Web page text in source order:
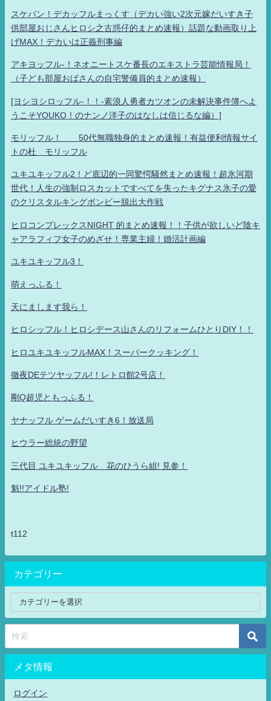
スケバン！デカッフルまっくす（デカい強い2次元嫁だいすき子
供部屋おじさんヒロシ之古惑仔的まとめ速報）話題な動画取り上
げMAX！デカいは正義刑事編
アキヨッフル-！ネオニートスケ番長のエキストラ芸能情報局！
（子ども部屋おばさんの自宅警備員的まとめ速報）
[ヨシヨシロッフル-！！-素浪人勇者カツオンの未解決事件簿へよ
うこそYOUKO！のナンノ洋子のはなしは信じるな編）]
モリッフル！ 50代無職独身的まとめ速報！有益便利情報サイ
トの杜 モリッフル
ユキユキッフル2！ど底辺的一同驚愕騒然まとめ速報！超氷河期
世代！人生の強制ロスカットですべてを失ったキグナス氷子の愛
のクリスタルキングボンビー脱出大作戦
ヒロコンプレックスNIGHT 的まとめ速報！！子供が欲しいど陰キ
ャアラフィフ女子のめざせ！専業主婦！婚活計画編
ユキユキッフル3！
萌えっふる！
天にまします我ら！
ヒロシッフル！ヒロシデース山さんのリフォームひとりDIY！！
ヒロユキユキッフルMAX！スーパークッキング！
徹夜DEテツヤッフル!！レトロ館2号店！
剛Q超児ともっふる！
ヤナッフル ゲームだいすき6！放送局
ヒウラー総統の野望
三代目 ユキユキッフル 花のひうら組! 見参！
魁!!アイドル塾!
t112
カテゴリー
メタ情報
ログイン